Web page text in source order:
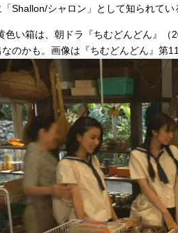
Shallon/シャロン」として知られてい
色い箱は、朝ドラ『ちむどんどん』
のかも。画像は『ちむどんどん』第11